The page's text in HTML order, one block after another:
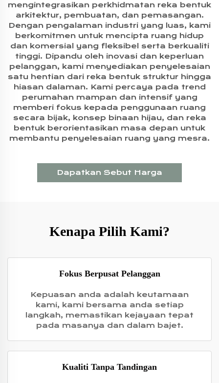
mengintegrasikan perkhidmatan reka bentuk
arkitektur, pembuatan, dan pemasangan.
Dengan pengalaman industri yang luas, kami
berkomitmen untuk mencipta ruang hidup
dan komersial yang fleksibel serta berkualiti
tinggi. Dipandu oleh inovasi dan keperluan
pelanggan, kami menyediakan penyelesaian
satu hentian dari reka bentuk struktur hingga
hiasan dalaman. Kami percaya pada trend
perumahan mampan dan intensif yang
memberi fokus kepada penggunaan ruang
secara bijak, konsep binaan hijau, dan reka
bentuk berorientasikan masa depan untuk
membantu penyelesaian ruang yang mesra.
Dapatkan Sebut Harga
Kenapa Pilih Kami?
Fokus Berpusat Pelanggan
Kepuasan anda adalah keutamaan
kami, kami bersama anda setiap
langkah, memastikan kejayaan tepat
pada masanya dan dalam bajet.
Kualiti Tanpa Tandingan